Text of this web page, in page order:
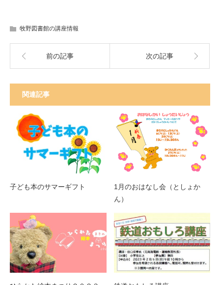
牧野図書館の講座情報
前の記事 次の記事
関連記事
子ども本のサマーギフト
1月のおはなし会（としょか
ん）